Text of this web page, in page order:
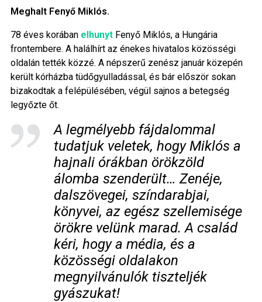
Meghalt Fenyő Miklós.
78 éves korában elhunytFenyő Miklós, a Hungária
frontembere. A halálhírt az énekes hivatalos közösségi
oldalán tették közzé. A népszerű zenész január közepén
került kórházba tüdőgyulladással, és bár először sokan
bizakodtak a felépülésében, végül sajnos a betegség
legyőzte őt.
A legmélyebb fájdalommal
tudatjuk veletek, hogy Miklós a
hajnali órákban örökzöld
álomba szenderült… Zenéje,
dalszövegei, színdarabjai,
könyvei, az egész szellemisége
örökre velünk marad. A család
kéri, hogy a média, és a
közösségi oldalakon
megnyilvánulók tiszteljék
gyászukat!